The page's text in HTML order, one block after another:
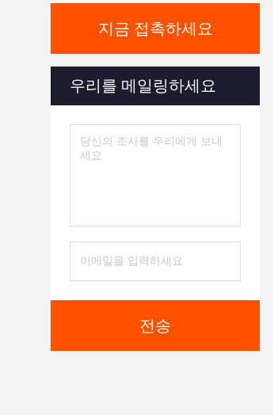
지금 접촉하세요
우리를 메일링하세요
전송